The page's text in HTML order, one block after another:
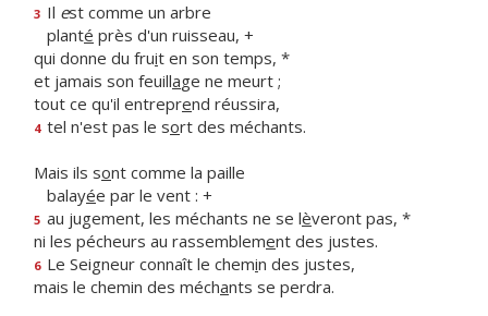
3 Il est comme un arbre
planté près d'un ruisseau, +
qui donne du fruit en son temps, *
et jamais son feuillage ne meurt ;
tout ce qu'il entreprend réussira,
4 tel n'est pas le sort des méchants.
Mais ils sont comme la paille
balayée par le vent : +
5 au jugement, les méchants ne se lèveront pas, *
ni les pécheurs au rassemblement des justes.
6 Le Seigneur connaît le chemin des justes,
mais le chemin des méchants se perdra.